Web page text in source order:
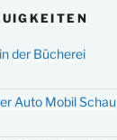
der Bücherei
Auto Mobil Schau